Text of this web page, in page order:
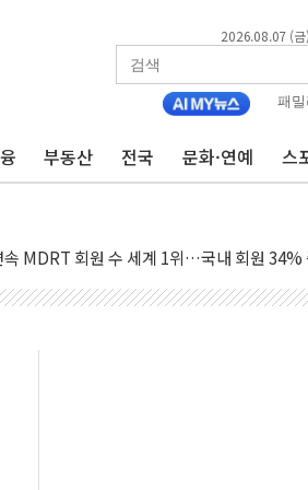
2026.08.07 (금)
패
부동산 전국 문화·연예 스
통신"...美보안기업, 중국제 공유기서 '백도
속 MDRT 회원 수 세계 1위…국내 회원 34%
처엠, LFP 장기공급 합의에 7%대 급등
, 올해 안으로 부동산과 건강까지 영역 확장